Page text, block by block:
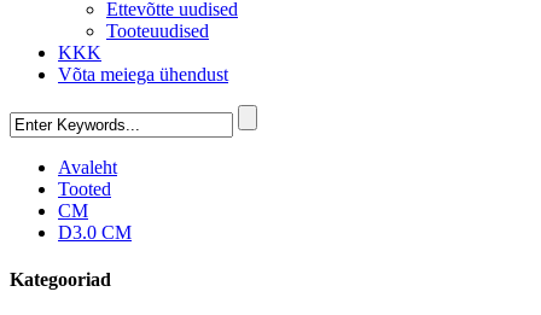
Ettevõtte uudised
Tooteuudised
KKK
Võta meiega ühendust
Avaleht
Tooted
CM
D3.0 CM
Kategooriad